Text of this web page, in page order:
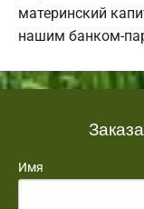
материнский
нашим банком-
Имя